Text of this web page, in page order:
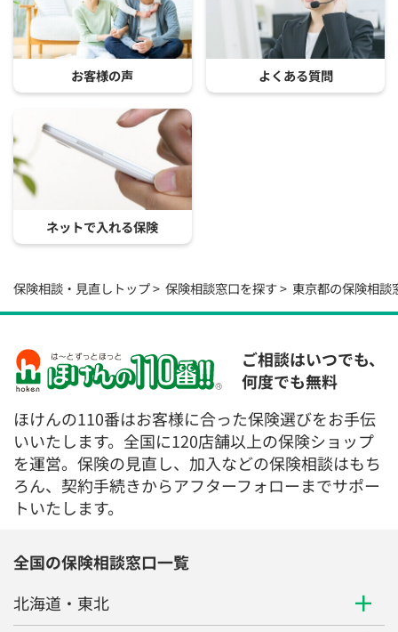
お客様の声 よくある質問
ネットで入れる保険
保険相談・見直しトップ 保険相談窓口を探す 東京都の保険相談
ご相談はいつでも、
何度でも無料
ほけんの110番はお客様に合った保険選びをお手伝
いいたします。全国に120店舗以上の保険ショップ
を運営。保険の見直し、加入などの保険相談はもち
ろん、契約手続きからアフターフォローまでサポー
トいたします。
全国の保険相談窓口一覧
北海道・東北